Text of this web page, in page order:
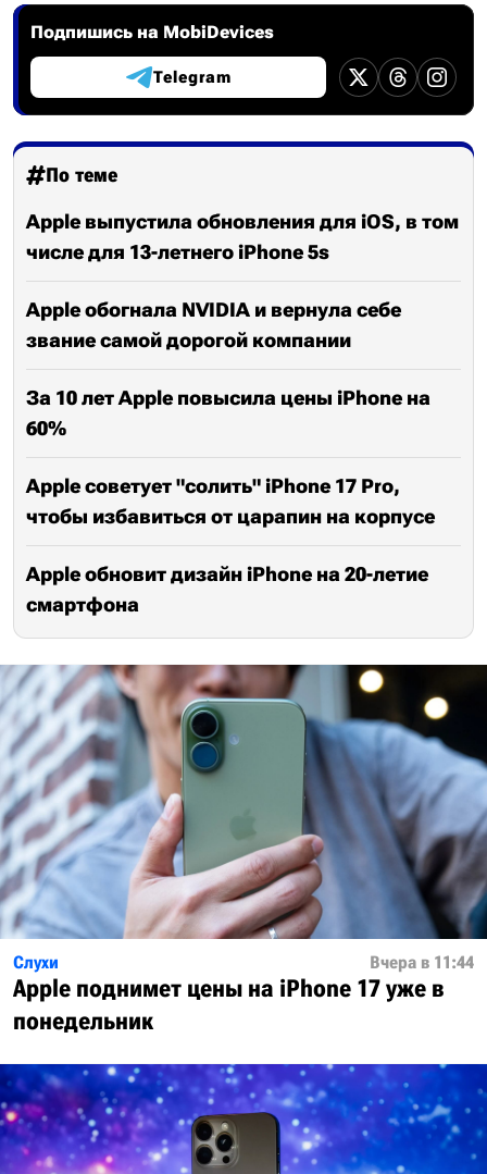
Подпишись на MobiDevices
Telegram
По теме
Apple выпустила обновления для iOS, в том
числе для 13-летнего iPhone 5s
Apple обогнала NVIDIA и вернула себе
звание самой дорогой компании
За 10 лет Apple повысила цены iPhone на
60%
Apple советует "солить" iPhone 17 Pro,
чтобы избавиться от царапин на корпусе
Apple обновит дизайн iPhone на 20-летие
смартфона
Слухи Вчера в 11:44
Apple поднимет цены на iPhone 17 уже в
понедельник